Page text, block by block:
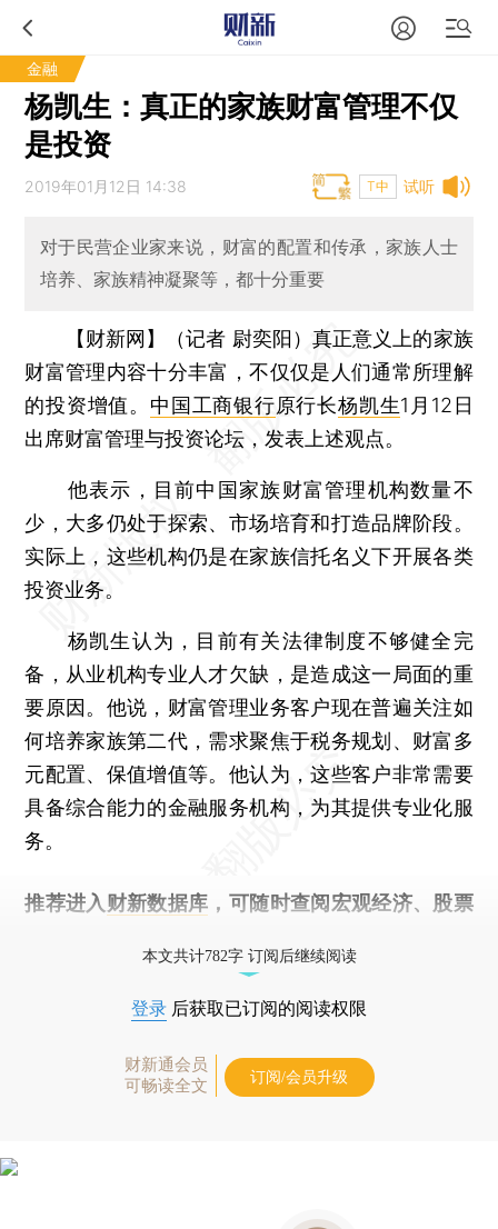
金融
杨凯生：真正的家族财富管理不仅
是投资
试听
2019年01月12日 14:38 T中
对于民营企业家来说，财富的配置和传承，家族人士
培养、家族精神凝聚等，都十分重要
【财新网】（记者 尉奕阳） 真正意义上的家族
财富管理内容十分丰富，不仅仅是人们通常所理解
的投资增值。 中国工商银行原行长杨凯生1月12日
出席财富管理与投资论坛，发表上述观点。
他表示，目前中国家族财富管理机构数量不
少，大多仍处于探索、市场培育和打造品牌阶段。
实际上，这些机构仍是在家族信托名义下开展各类
投资业务。
杨凯生认为，目前有关法律制度不够健全完
备，从业机构专业人才欠缺，是造成这一局面的重
要原因。他说，财富管理业务客户现在普遍关注如
何培养家族第二代，需求聚焦于税务规划、财富多
元配置、保值增值等。他认为，这些客户非常需要
具备综合能力的金融服务机构，为其提供专业化服
务。
推荐进入 财新数据库 ，可随时查阅宏观经济、股票
本文共计782字 订阅后继续阅读
登录 后获取已订阅的阅读权限
财新通会员
可畅读全文
订阅/会员升级